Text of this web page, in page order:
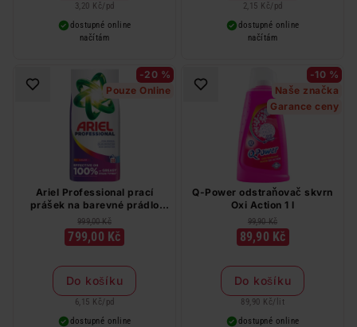
3,20 Kč/ pd
dostupné online
načítám
2,15 Kč/ pd
dostupné online
načítám
-20 %
Pouze Online
Ariel Professional prací
prášek na barevné prádlo
130 PD
999,00 Kč
799,00 Kč
Do košíku
6,15 Kč/ pd
dostupné online
-10 %
Naše značka
Garance ceny
Q-Power odstraňovač skvrn
Oxi Action 1 l
99,90 Kč
89,90 Kč
Do košíku
89,90 Kč/ lit
dostupné online